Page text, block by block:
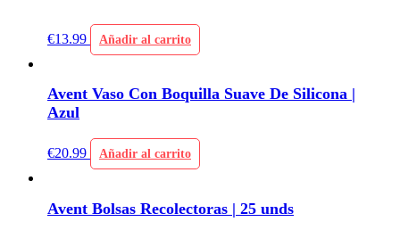
€13.99 Añadir al carrito
Avent Vaso Con Boquilla Suave De Silicona |
Azul
€20.99 Añadir al carrito
Avent Bolsas Recolectoras | 25 unds